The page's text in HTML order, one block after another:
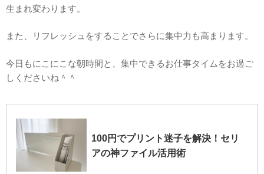
生まれ変わります。
また、リフレッシュをすることでさらに集中力も高まります。
今日もにこにこな朝時間と、集中できるお仕事タイムをお過ご
しくださいね＾＾
100円でプリント迷子を解決！セリ
アの神ファイル活用術